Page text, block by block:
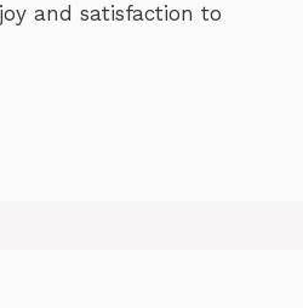
and satisfaction to